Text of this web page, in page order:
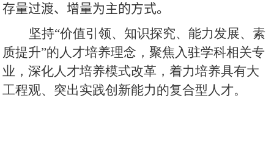
存量过渡、增量为主的方式。
坚持“价值引领、知识探究、能力发展、素
质提升”的人才培养理念，聚焦入驻学科相关专
业，深化人才培养模式改革，着力培养具有大
工程观、突出实践创新能力的复合型人才。